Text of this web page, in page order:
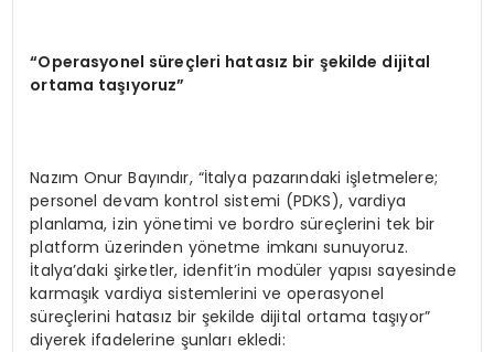
“Operasyonel süreçleri hatasız bir şekilde dijital
ortama taşıyoruz”
Nazım Onur Bayındır, “İtalya pazarındaki işletmelere;
personel devam kontrol sistemi (PDKS), vardiya
planlama, izin yönetimi ve bordro süreçlerini tek bir
platform üzerinden yönetme imkanı sunuyoruz.
İtalya’daki şirketler, idenfit’in modüler yapısı sayesinde
karmaşık vardiya sistemlerini ve operasyonel
süreçlerini hatasız bir şekilde dijital ortama taşıyor”
diyerek ifadelerine şunları ekledi: